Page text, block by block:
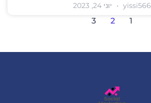
yissi566 יוני 24, 2023
1
2
3